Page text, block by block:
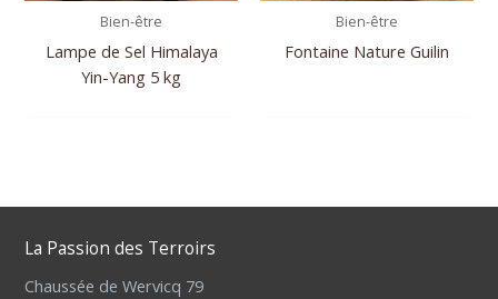
Bien-être
Lampe de Sel Himalaya
Yin-Yang 5 kg
Bien-être
Fontaine Nature Guilin
La Passion des Terroirs
Chaussée de Wervicq 79